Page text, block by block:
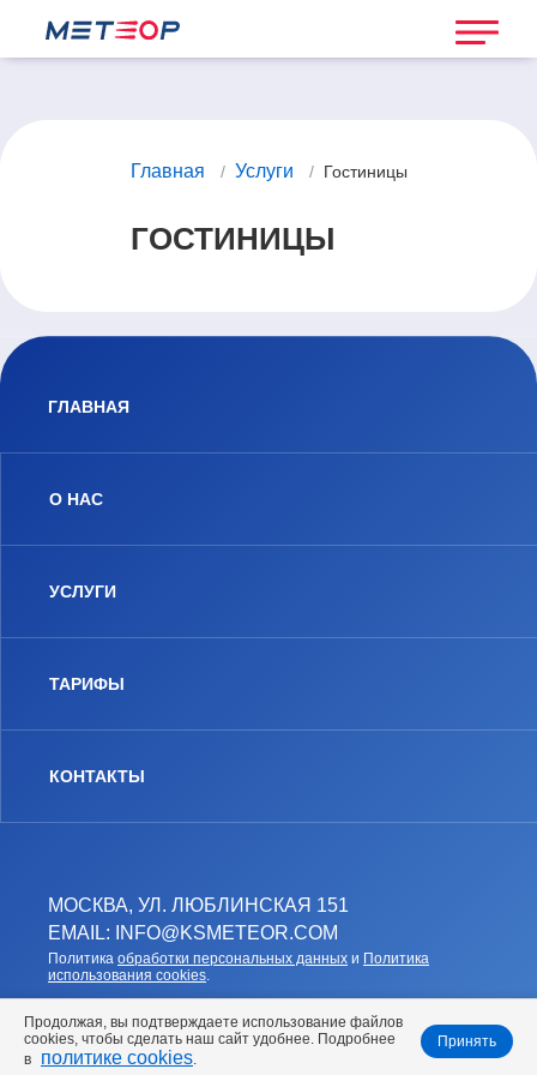
Главная / Услуги / Гостиницы
ГОСТИНИЦЫ
МОСКВА, УЛ. ЛЮБЛИНСКАЯ 151
EMAIL: INFO@KSMETEOR.COM
Политика обработки персональных данных и Политика
использования cookies
ГЛАВНАЯ
О НАС
УСЛУГИ
ТАРИФЫ
КОНТАКТЫ
Продолжая, вы подтверждаете использование файлов
cookies, чтобы сделать наш сайт удобнее. Подробнее
в
политике cookies.
Принять